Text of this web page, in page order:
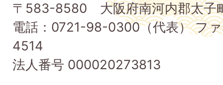
町
Taishi
Town
〒583-8580 大阪府南河内郡太子
電話：0721-98-0300（代表） フ
4514
法人番号 000020273813